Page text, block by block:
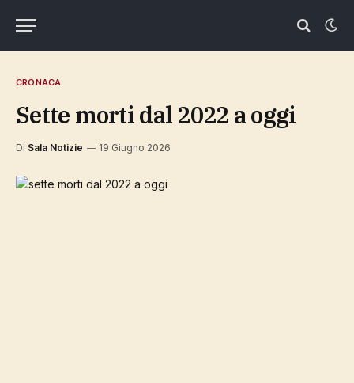
CRONACA
sette morti dal 2022 a oggi
Di Sala Notizie 19 Giugno 2026